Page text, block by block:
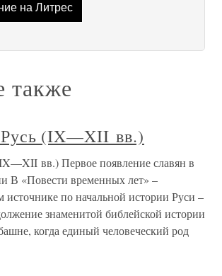
на Литрес
также
Русь (IX—XII вв.)
вв.) Первое появление славян в
В «Повести временных лет» –
по начальной истории Руси –
знаменитой библейской истории
когда единый человеческий род